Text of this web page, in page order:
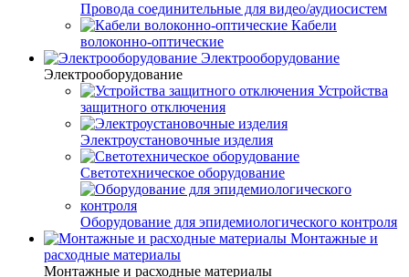
Провода соединительные для видео/аудиосистем
Кабели
волоконно-оптические
Электрооборудование
Электрооборудование
Устройства
защитного отключения
Электроустановочные изделия
Светотехническое оборудование
Оборудование для эпидемиологического контроля
Монтажные и
расходные материалы
Монтажные и расходные материалы